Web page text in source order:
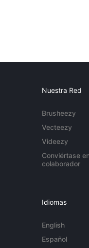
Nuestra Red
Brusheezy
Vecteezy
Videezy
Conviértase
colaborador
Idiomas
English
Español